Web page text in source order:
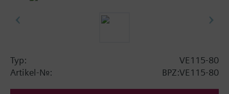
Typ:
VE115-80
Artikel-Nr.:
BPZ:VE115-80